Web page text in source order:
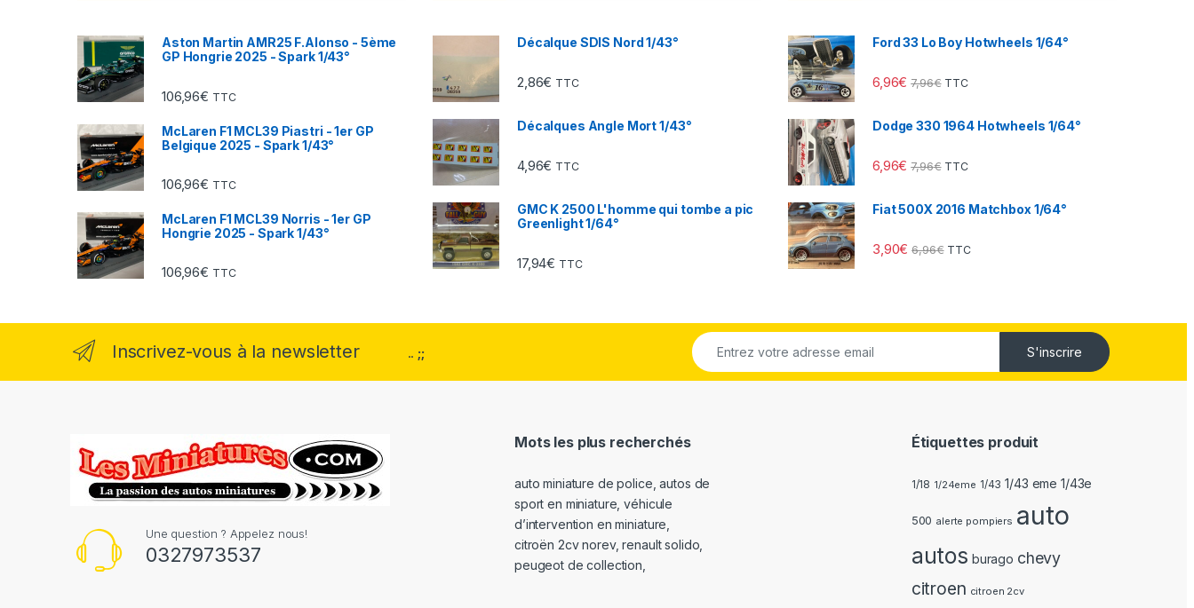
Aston Martin AMR25 F.Alonso - 5ème
GP Hongrie 2025 - Spark 1/43°
106,96€ TTC
McLaren F1 MCL39 Piastri - 1er GP
Belgique 2025 - Spark 1/43°
106,96€ TTC
McLaren F1 MCL39 Norris - 1er GP
Hongrie 2025 - Spark 1/43°
106,96€ TTC
Décalque SDIS Nord 1/43°
2,86€ TTC
Décalques Angle Mort 1/43°
4,96€ TTC
GMC K 2500 L'homme qui tombe a pic
Greenlight 1/64°
17,94€ TTC
Ford 33 Lo Boy Hotwheels 1/64°
6,96€ 7,96€ TTC
Dodge 330 1964 Hotwheels 1/64°
6,96€ 7,96€ TTC
Fiat 500X 2016 Matchbox 1/64°
3,90€ 6,96€ TTC
Inscrivez-vous à la newsletter .. ;; S'inscrire
Une question ? Appelez nous!
0327973537
Mots les plus recherchés
auto miniature de police ,autos de
sport en miniature ,véhicule
d’intervention en miniature
citroën 2cv norev,renault solido
peugeot de collection
Étiquettes produit
1/18 1/24eme 1/43 1/43 eme 1/43e
500 alerte pompiers auto
autos burago chevy
citroen citroen 2cv